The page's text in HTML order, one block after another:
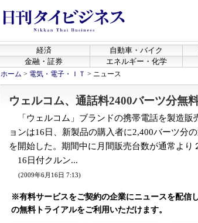
経済 自動車・バイク
金融・証券
エネルギー・化学
ホーム > 電気・電子・ＩＴ > ニュース
ウェルコム、通話料2400バーツ分無
「ウェルコム」ブランドの携帯電話を製造販
ョンは16日、新製品の購入者に2,400バーツ分
を開始した。期間中に月間販売台数が通常より
16日付クルン...
(2009年6月16日 7:13)
※有料サービスをご契約の企業にニュースを配信
の無料トライアルをご利用いただけます。